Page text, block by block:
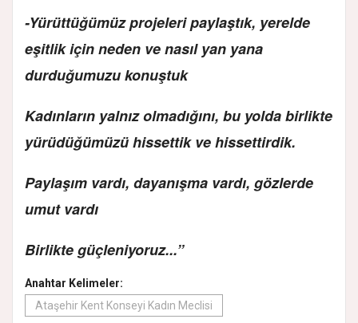
-Yürüttüğümüz projeleri paylaştık, yerelde
eşitlik için neden ve nasıl yan yana
durduğumuzu konuştuk
Kadınların yalnız olmadığını, bu yolda birlikte
yürüdüğümüzü hissettik ve hissettirdik.
Paylaşım vardı, dayanışma vardı, gözlerde
umut vardı
Birlikte güçleniyoruz...”
Anahtar Kelimeler:
Ataşehir Kent Konseyi Kadın Meclisi